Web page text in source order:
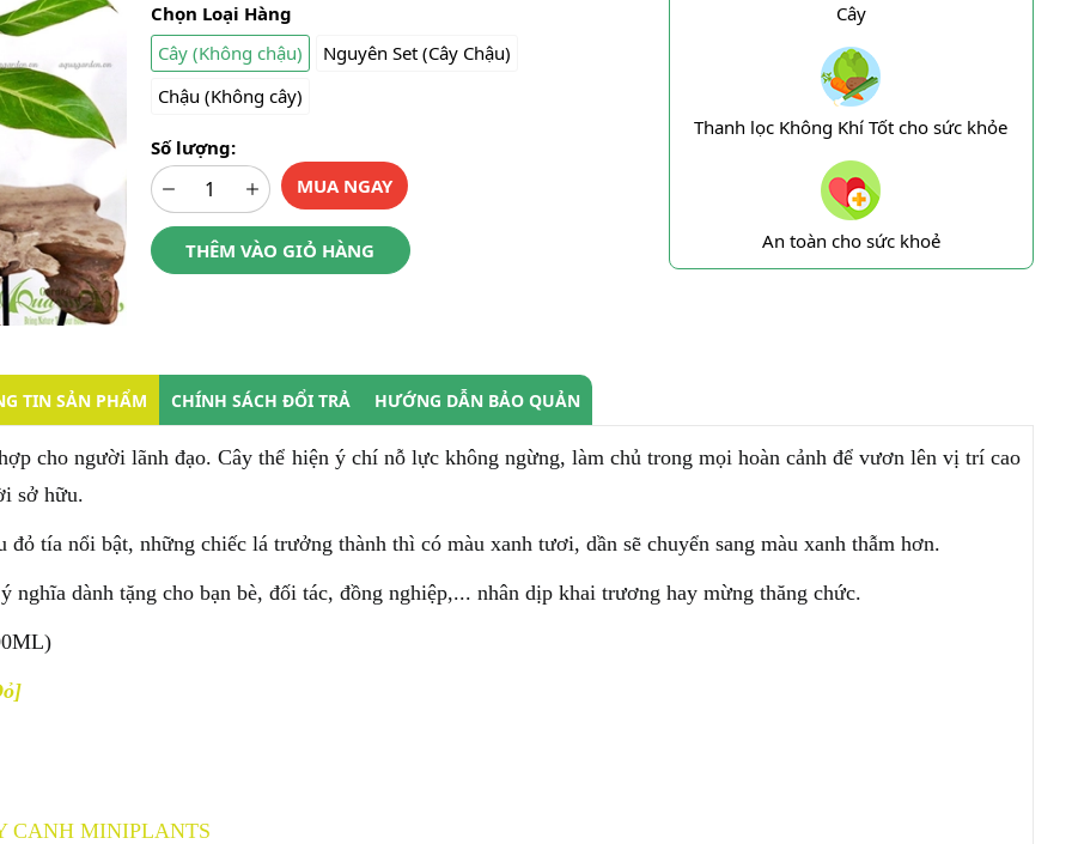
Chọn Loại Hàng
Cây (Không chậu)
Nguyên Set (Cây Chậu)
Chậu (Không cây)
Số lượng:
MUA NGAY
THÊM VÀO GIỎ HÀNG
Cây
Thanh lọc Không Khí Tốt cho sức khỏe
An toàn cho sức khoẻ
TIN SẢN PHẨM CHÍNH SÁCH ĐỔI TRẢ HƯỚNG DẪN BẢO QUẢN
cho người lãnh đạo. Cây thể hiện ý chí nỗ lực không ngừng, làm chủ trong mọi hoàn cảnh để vươn lên vị trí cao
sở hữu.
tía nổi bật, những chiếc lá trưởng thành thì có màu xanh tươi, dần sẽ chuyển sang màu xanh thẫm hơn.
dành tặng cho bạn bè, đối tác, đồng nghiệp,... nhân dịp khai trương hay mừng thăng chức.
CANH MINIPLANTS